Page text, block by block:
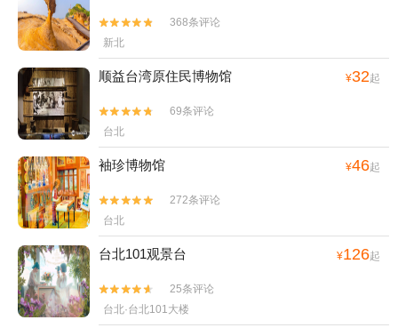


368条评论
新北
顺益台湾原住民博物馆 ¥32起


69条评论
台北
袖珍博物馆 ¥46起


272条评论
台北
台北101观景台 ¥126起


25条评论
台北·台北101大楼